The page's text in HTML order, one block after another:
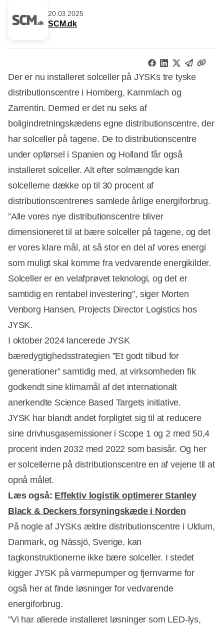
20.03.2025
SCM.dk
Der er nu installeret solceller på JYSKs tre tyske
distributionscentre i Homberg, Kammlach og
Zarrentin. Dermed er det nu seks af
boligindretningskædens egne distributionscentre, der
har solceller på tagene. De to distributionscentre
under opførsel i Spanien og Holland får også
installeret solceller. Alt efter solmængde kan
solcellerne dække op til 30 procent af
distributionscentrenes samlede årlige energiforbrug.
”Alle vores nye distributionscentre bliver
dimensioneret til at bære solceller på tagene, og det
er vores klare mål, at så stor en del af vores energi
som muligt skal komme fra vedvarende energikilder.
Solceller er en velafprøvet teknologi, og det er
samtidig en rentabel investering”, siger Morten
Venborg Hansen, Projects Director Logistics hos
JYSK.
I oktober 2024 lancerede JYSK
bæredygtighedsstrategien ”Et godt tilbud for
generationer” samtidig med, at virksomheden fik
godkendt sine klimamål af det internationalt
anerkendte Science Based Targets initiative.
JYSK har blandt andet forpligtet sig til at reducere
sine drivhusgasemissioner i Scope 1 og 2 med 50,4
procent inden 2032 med 2022 som basisår. Og her
er solcellerne på distributionscentre en af vejene til at
opnå målet.
Læs også: Effektiv logistik optimerer Stanley
Black & Deckers forsyningskæde i Norden
På nogle af JYSKs ældre distributionscentre i Uldum,
Danmark, og Nässjö, Sverige, kan
tagkonstruktionerne ikke bære solceller. I stedet
kigger JYSK på varmepumper og fjernvarme for
også her at finde løsninger for vedvarende
energiforbrug.
”Vi har allerede installeret løsninger som LED-lys,